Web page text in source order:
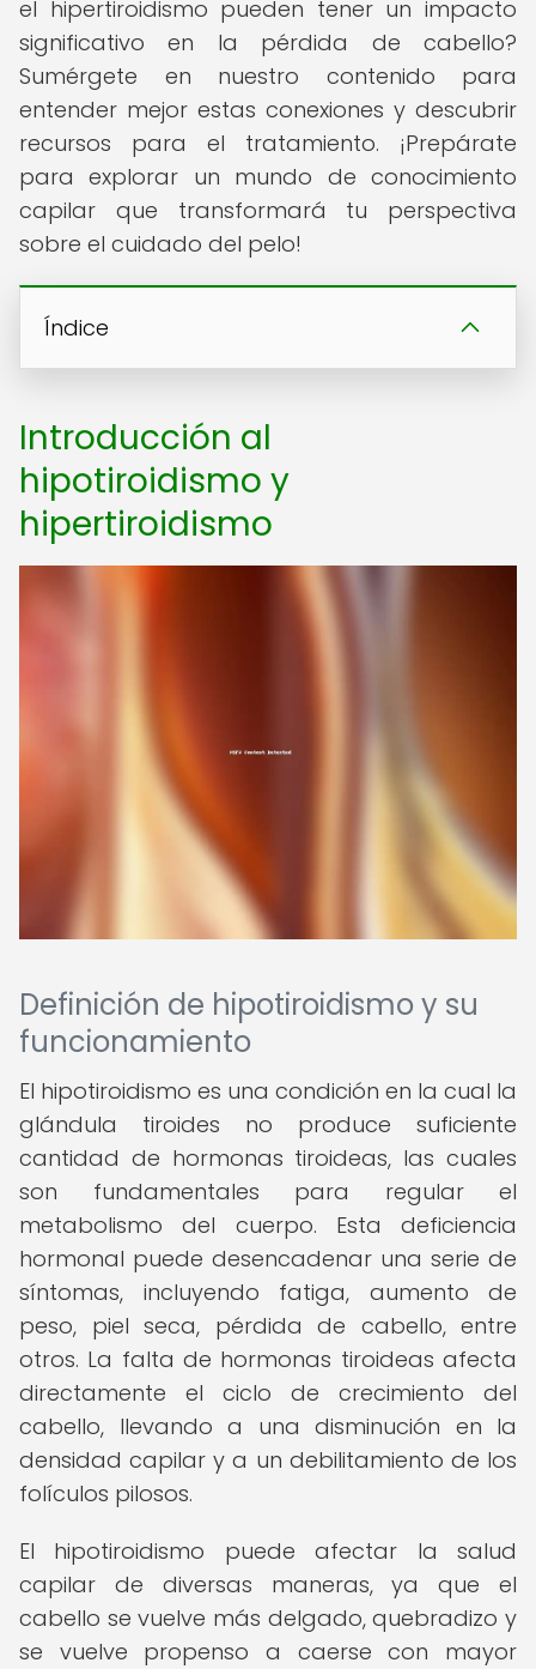
el hipertiroidismo pueden tener un impacto
significativo en la pérdida de cabello?
Sumérgete en nuestro contenido para
entender mejor estas conexiones y descubrir
recursos para el tratamiento. ¡Prepárate
para explorar un mundo de conocimiento
capilar que transformará tu perspectiva
sobre el cuidado del pelo!
Índice
Introducción al
hipotiroidismo y
hipertiroidismo
Definición de hipotiroidismo y su
funcionamiento
El hipotiroidismo es una condición en la cual la
glándula tiroides no produce suficiente
cantidad de hormonas tiroideas, las cuales
son fundamentales para regular el
metabolismo del cuerpo. Esta deficiencia
hormonal puede desencadenar una serie de
síntomas, incluyendo fatiga, aumento de
peso, piel seca, pérdida de cabello, entre
otros. La falta de hormonas tiroideas afecta
directamente el ciclo de crecimiento del
cabello, llevando a una disminución en la
densidad capilar y a un debilitamiento de los
folículos pilosos.
El hipotiroidismo puede afectar la salud
capilar de diversas maneras, ya que el
cabello se vuelve más delgado, quebradizo y
se vuelve propenso a caerse con mayor